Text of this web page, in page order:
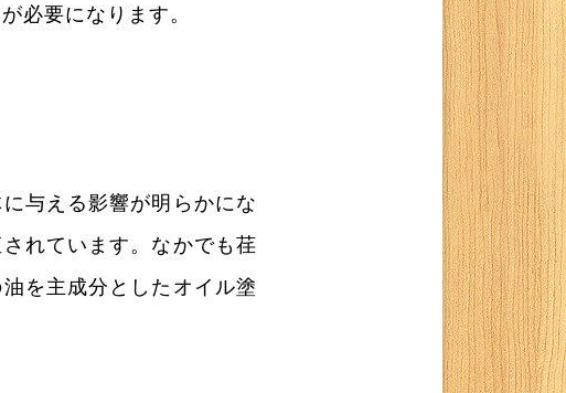
必要になります。
与える影響が明らかにな
れています。なかでも荏
を主成分としたオイル塗